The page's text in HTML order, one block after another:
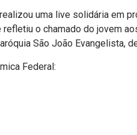
uma live solidária em
o chamado do jovem
São João Evangelista,
Federal: